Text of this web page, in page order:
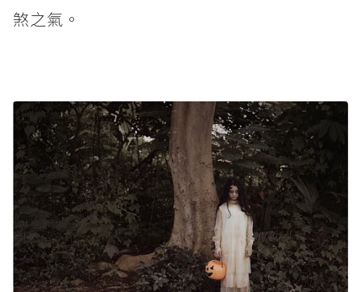
煞之氣。